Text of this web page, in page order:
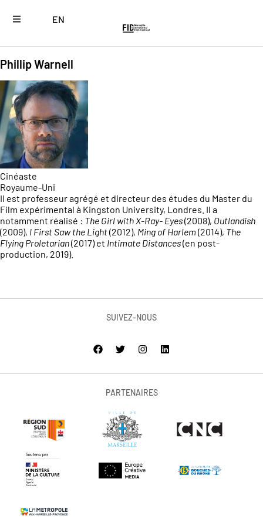
EN
Phillip Warnell
Cinéaste
Royaume-Uni
Il est professeur agrégé et directeur des études du Master du
Film expérimental à Kingston University, Londres. Il a
notamment réalisé : The Girl with X-Ray- Eyes(2008), Outlandish
(2009), I First Saw the Light(2012), Ming of Harlem (2014), The
Flying Proletarian(2017) et Intimate Distances(en post-
production, 2019).
SUIVEZ-NOUS
PARTENAIRES